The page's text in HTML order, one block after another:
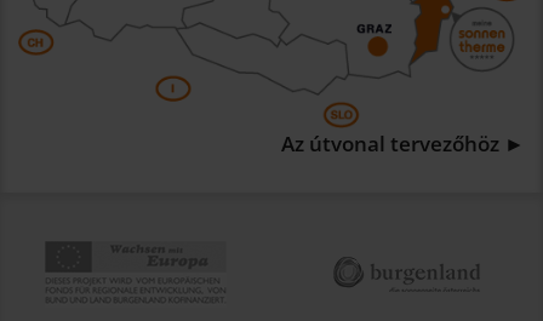
Az útvonal tervezőhöz ►